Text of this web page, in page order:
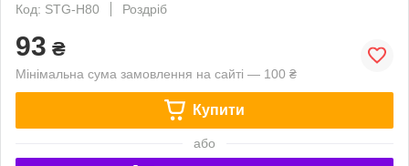
Код: STG-H80
Роздріб
93 ₴
Мінімальна сума замовлення на сайті — 100 ₴
Купити
або